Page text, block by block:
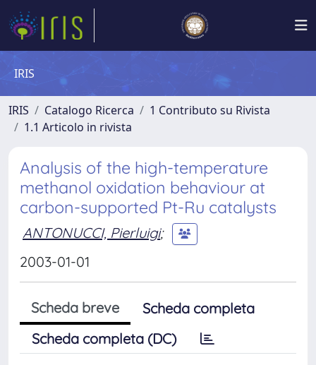
IRIS
IRIS Catalogo Ricerca
1 Contributo su Rivista
1.1 Articolo in rivista
Analysis of the high-temperature
methanol oxidation behaviour at
carbon-supported Pt-Ru catalysts
ANTONUCCI, Pierluigi;
2003-01-01
Scheda breve
Scheda completa
Scheda completa (DC)